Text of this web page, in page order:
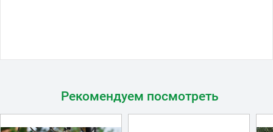
Рекомендуем посмотреть